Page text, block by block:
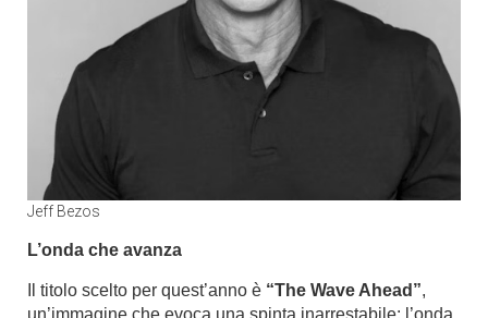
Jeff Bezos
L’onda che avanza
Il titolo scelto per quest’anno è “The Wave Ahead”,
un’immagine che evoca una spinta inarrestabile: l’onda